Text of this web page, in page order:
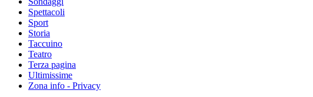
Spettacoli
Sport
Storia
Taccuino
Teatro
Terza pagina
Ultimissime
Zona info - Privacy